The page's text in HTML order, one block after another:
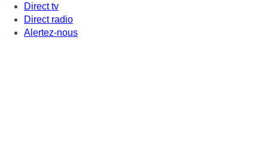
Direct tv
Direct radio
Alertez-nous